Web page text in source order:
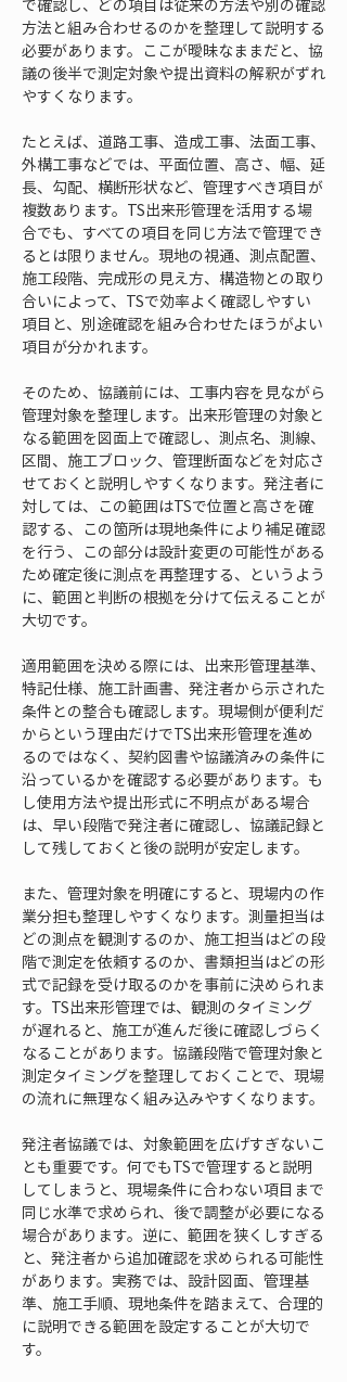
で確認し、どの項目は従来の方法や別の確認
方法と組み合わせるのかを整理して説明する
必要があります。ここが曖昧なままだと、協
議の後半で測定対象や提出資料の解釈がずれ
やすくなります。
たとえば、道路工事、造成工事、法面工事、
外構工事などでは、平面位置、高さ、幅、延
長、勾配、横断形状など、管理すべき項目が
複数あります。TS出来形管理を活用する場
合でも、すべての項目を同じ方法で管理でき
るとは限りません。現地の視通、測点配置、
施工段階、完成形の見え方、構造物との取り
合いによって、TSで効率よく確認しやすい
項目と、別途確認を組み合わせたほうがよい
項目が分かれます。
そのため、協議前には、工事内容を見ながら
管理対象を整理します。出来形管理の対象と
なる範囲を図面上で確認し、測点名、測線、
区間、施工ブロック、管理断面などを対応さ
せておくと説明しやすくなります。発注者に
対しては、この範囲はTSで位置と高さを確
認する、この箇所は現地条件により補足確認
を行う、この部分は設計変更の可能性がある
ため確定後に測点を再整理する、というよう
に、範囲と判断の根拠を分けて伝えることが
大切です。
適用範囲を決める際には、出来形管理基準、
特記仕様、施工計画書、発注者から示された
条件との整合も確認します。現場側が便利だ
からという理由だけでTS出来形管理を進め
るのではなく、契約図書や協議済みの条件に
沿っているかを確認する必要があります。も
し使用方法や提出形式に不明点がある場合
は、早い段階で発注者に確認し、協議記録と
して残しておくと後の説明が安定します。
また、管理対象を明確にすると、現場内の作
業分担も整理しやすくなります。測量担当は
どの測点を観測するのか、施工担当はどの段
階で測定を依頼するのか、書類担当はどの形
式で記録を受け取るのかを事前に決められま
す。TS出来形管理では、観測のタイミング
が遅れると、施工が進んだ後に確認しづらく
なることがあります。協議段階で管理対象と
測定タイミングを整理しておくことで、現場
の流れに無理なく組み込みやすくなります。
発注者協議では、対象範囲を広げすぎないこ
とも重要です。何でもTSで管理すると説明
してしまうと、現場条件に合わない項目まで
同じ水準で求められ、後で調整が必要になる
場合があります。逆に、範囲を狭くしすぎる
と、発注者から追加確認を求められる可能性
があります。実務では、設計図面、管理基
準、施工手順、現地条件を踏まえて、合理的
に説明できる範囲を設定することが大切で
す。